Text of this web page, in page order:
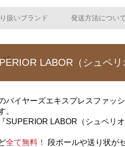
扱いブランド 発送方法につい
LABOR（シュペ
バイヤーズエキスプレスファッ
。
SUPERIOR LABOR（シュペリ
全て無料！ 段ボールや送り状が